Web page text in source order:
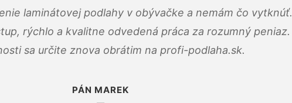
laminátovej podlahy v obývačke a nemám čo vytknúť.
rýchlo a kvalitne odvedená práca za rozumný peniaz.
sa určite znova obrátim na profi-podlaha.sk.
PÁN MAREK